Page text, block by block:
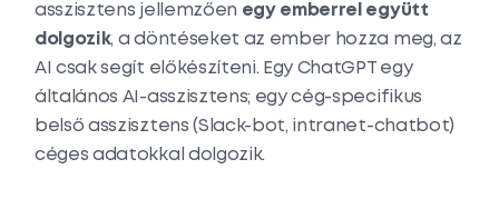
asszisztens jellemzően egy emberrel együtt
dolgozik, a döntéseket az ember hozza meg, az
AI csak segít előkészíteni. Egy ChatGPT egy
általános AI-asszisztens; egy cég-specifikus
belső asszisztens (Slack-bot, intranet-chatbot)
céges adatokkal dolgozik.